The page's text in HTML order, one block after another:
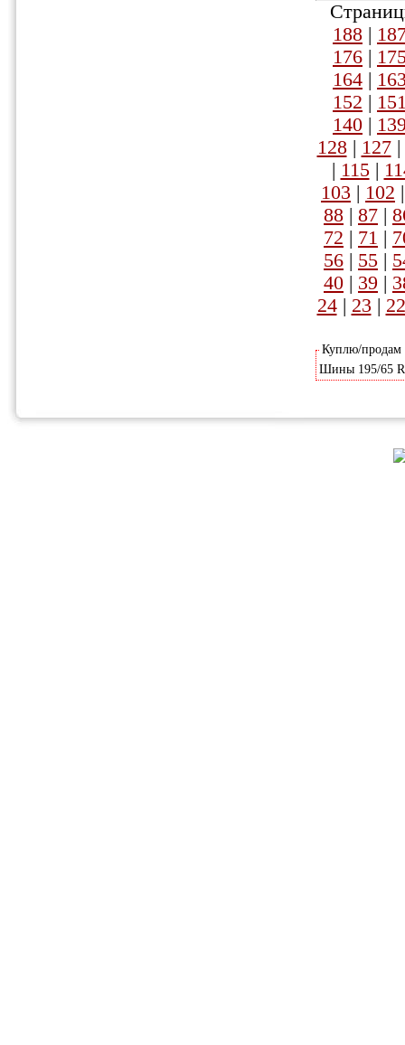
188 |
176 |
164 |
152 |
140 |
128| 127|
| 115|
103 | 102
88 | 87 |
72 | 71 |
56 | 55 |
40 | 39 |
24| 23 | 22
Куплю/
Шины 195/65